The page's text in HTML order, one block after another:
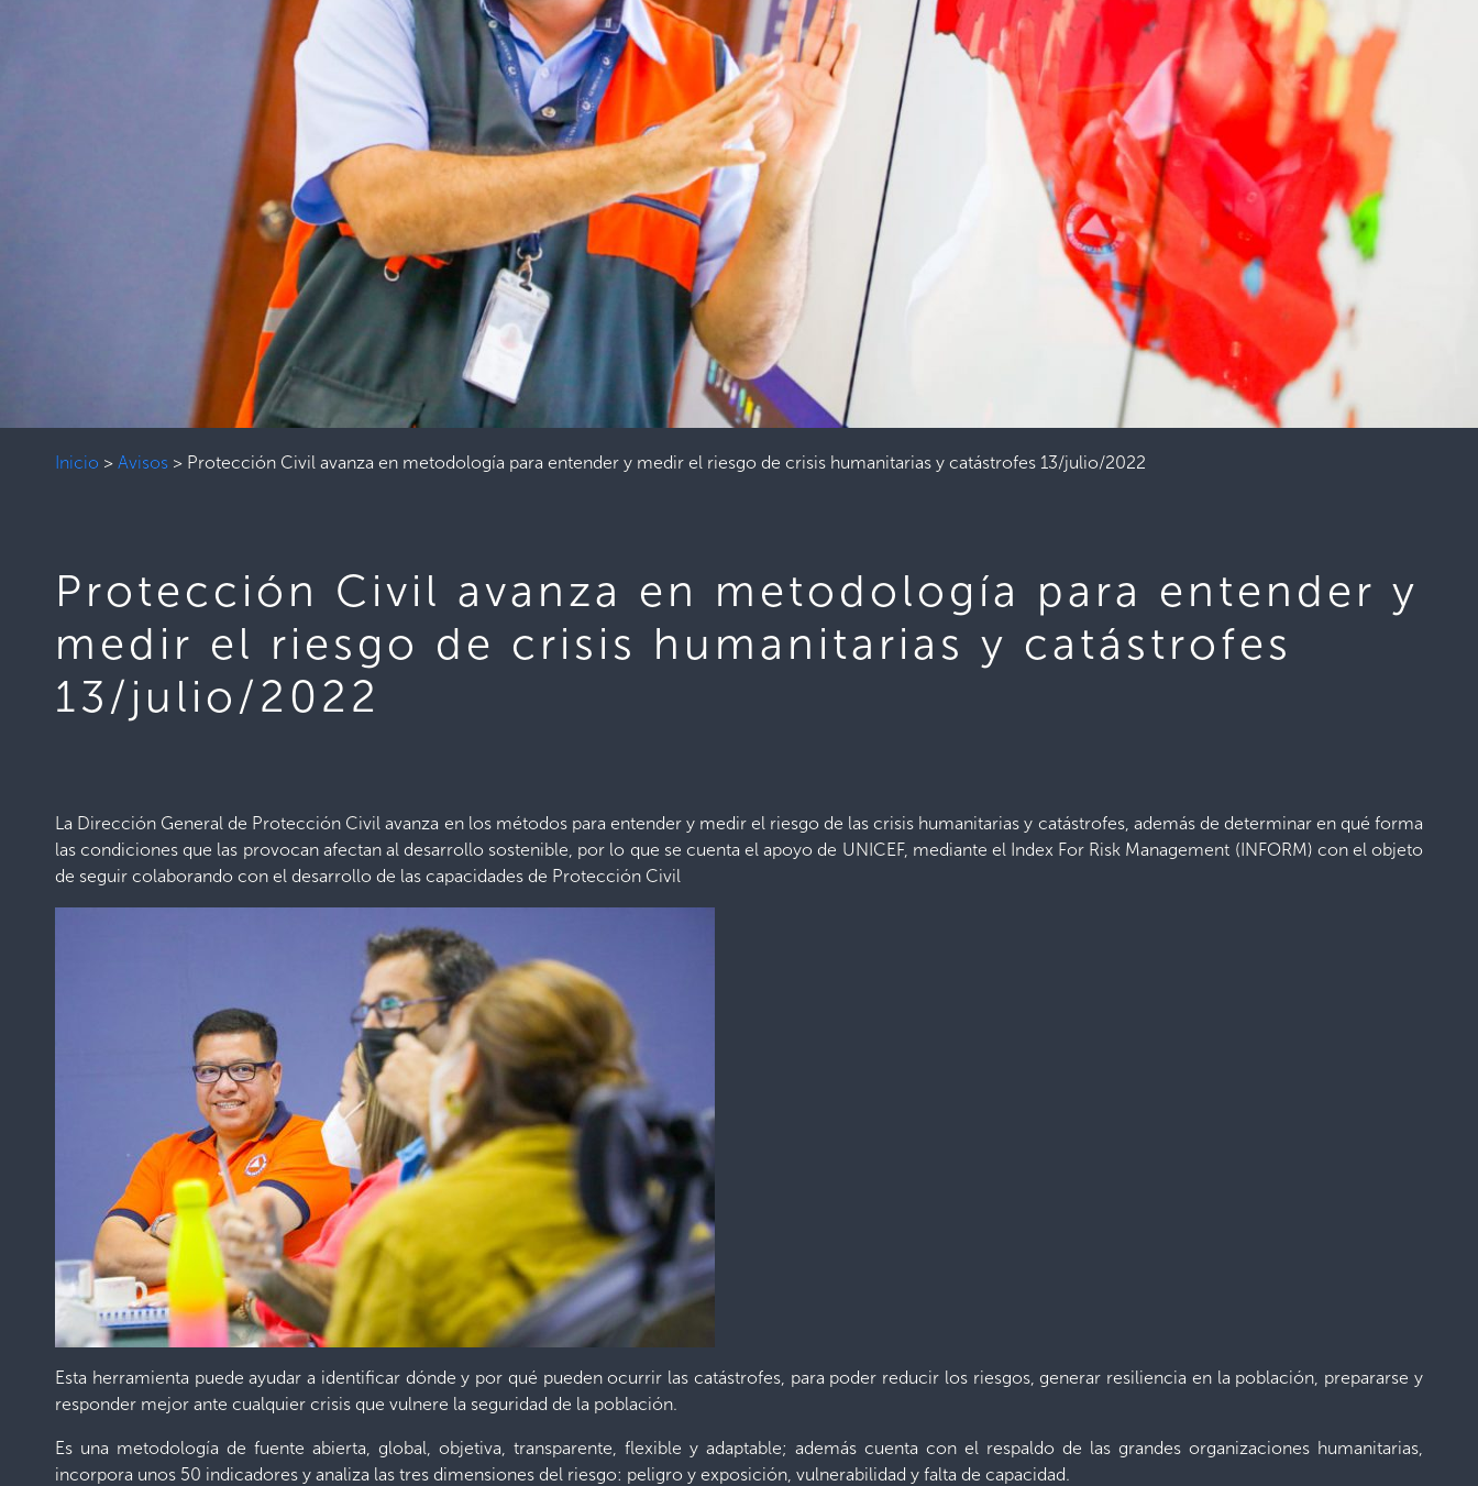
Inicio > Avisos > Protección Civil avanza en metodología para entender y medir el riesgo de crisis humanitarias y catástrofes 13/julio/2022
Protección Civil avanza en metodología para entender y
medir el riesgo de crisis humanitarias y catástrofes
13/julio/2022
La Dirección General de Protección Civil avanza en los métodos para entender y medir el riesgo de las crisis humanitarias y catástrofes, además de determinar en qué forma
las condiciones que las provocan afectan al desarrollo sostenible, por lo que se cuenta el apoyo de UNICEF, mediante el Index For Risk Management (INFORM) con el objeto
de seguir colaborando con el desarrollo de las capacidades de Protección Civil
Esta herramienta puede ayudar a identificar dónde y por qué pueden ocurrir las catástrofes, para poder reducir los riesgos, generar resiliencia en la población, prepararse y
responder mejor ante cualquier crisis que vulnere la seguridad de la población.
Es una metodología de fuente abierta, global, objetiva, transparente, flexible y adaptable; además cuenta con el respaldo de las grandes organizaciones humanitarias,
incorpora unos 50 indicadores y analiza las tres dimensiones del riesgo: peligro y exposición, vulnerabilidad y falta de capacidad.